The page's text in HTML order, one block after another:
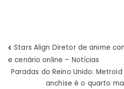
Navegação
de
Stars Align Diretor de anime
e cenário online – Notícias
Paradas do Reino Unido:
anchise é o quarto